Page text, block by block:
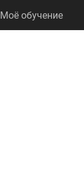
Моё обучение